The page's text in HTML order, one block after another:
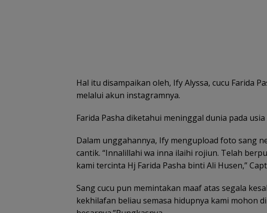
Hal itu disampaikan oleh, Ify Alyssa, cucu Farida
melalui akun instagramnya.
Farida Pasha diketahui meninggal dunia pada
Dalam unggahannya, Ify mengupload foto sang
cantik. “Innalillahi wa inna ilaihi rojiun. Telah
kami tercinta Hj Farida Pasha binti Ali Husen,”
Sang cucu pun memintakan maaf atas segala
kekhilafan beliau semasa hidupnya kami mohon